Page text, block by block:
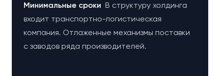
Минимальные сроки В структуру холдинга
входит транспортно-логистическая
компания. Отлаженные механизмы поставки
с заводов ряда производителей.